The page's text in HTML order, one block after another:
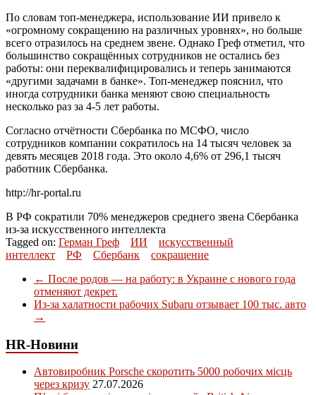
По словам топ-менеджера, использование ИИ привело к
«огромному сокращению на различных уровнях», но больше
всего отразилось на среднем звене. Однако Греф отметил, что
большинство сокращённых сотрудников не остались без
работы: они переквалифицировались и теперь занимаются
«другими задачами в банке». Топ-менеджер пояснил, что
иногда сотрудники банка меняют свою специальность
несколько раз за 4-5 лет работы.
Согласно отчётности Сбербанка по МСФО, число
сотрудников компании сократилось на 14 тысяч человек за
девять месяцев 2018 года. Это около 4,6% от 296,1 тысяч
работник Сбербанка.
http://hr-portal.ru
В РФ сократили 70% менеджеров среднего звена Сбербанка
из-за искусственного интеллекта
Tagged on: Герман Греф ИИ
искусственный
интеллект
РФ Сбербанк
сокращение
← После родов — на работу: в Украине с нового года
отменяют декрет.
Из-за халатности рабочих Subaru отзывает 100 тыс. авто
→
HR-Новини
Автовиробник Porsche скоротить 5000 робочих місць
через кризу 27.07.2026